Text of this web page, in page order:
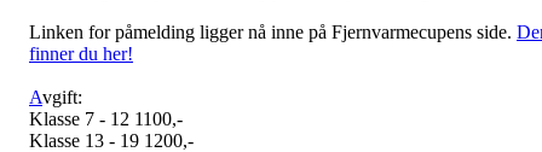
Linken for påmelding ligger nå inne på Fjernvarmecupens side.
finner du her!
Avgift:
Klasse 7 - 12 1100,-
Klasse 13 - 19 1200,-